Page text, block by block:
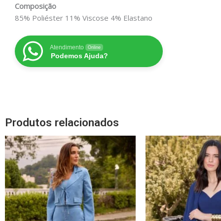
Composição
85% Poliéster 11% Viscose 4% Elastano
Atendimento Online
Podemos Ajuda?
Produtos relacionados
Este
produto
tem
várias
variantes.
As
opções